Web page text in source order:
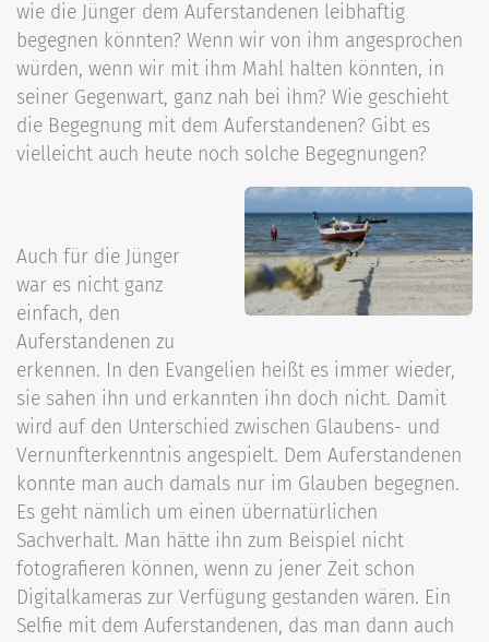
wie die Jünger dem Auferstandenen leibhaftig
begegnen könnten? Wenn wir von ihm angesprochen
würden, wenn wir mit ihm Mahl halten könnten, in
seiner Gegenwart, ganz nah bei ihm? Wie geschieht
die Begegnung mit dem Auferstandenen? Gibt es
vielleicht auch heute noch solche Begegnungen?
Auch für die Jünger
war es nicht ganz
einfach, den
Auferstandenen zu
erkennen. In den Evangelien heißt es immer wieder,
sie sahen ihn und erkannten ihn doch nicht. Damit
wird auf den Unterschied zwischen Glaubens- und
Vernunfterkenntnis angespielt. Dem Auferstandenen
konnte man auch damals nur im Glauben begegnen.
Es geht nämlich um einen übernatürlichen
Sachverhalt. Man hätte ihn zum Beispiel nicht
fotografieren können, wenn zu jener Zeit schon
Digitalkameras zur Verfügung gestanden wären. Ein
Selfie mit dem Auferstandenen, das man dann auch